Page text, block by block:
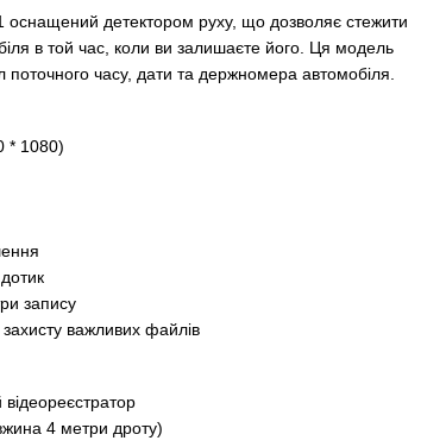
оснащений детектором руху, що дозволяє стежити
в той час, коли ви залишаєте його. Ця модель
часу, дати та держномера автомобіля.
* 1080)
запису
важливих файлів
4 метри дроту)